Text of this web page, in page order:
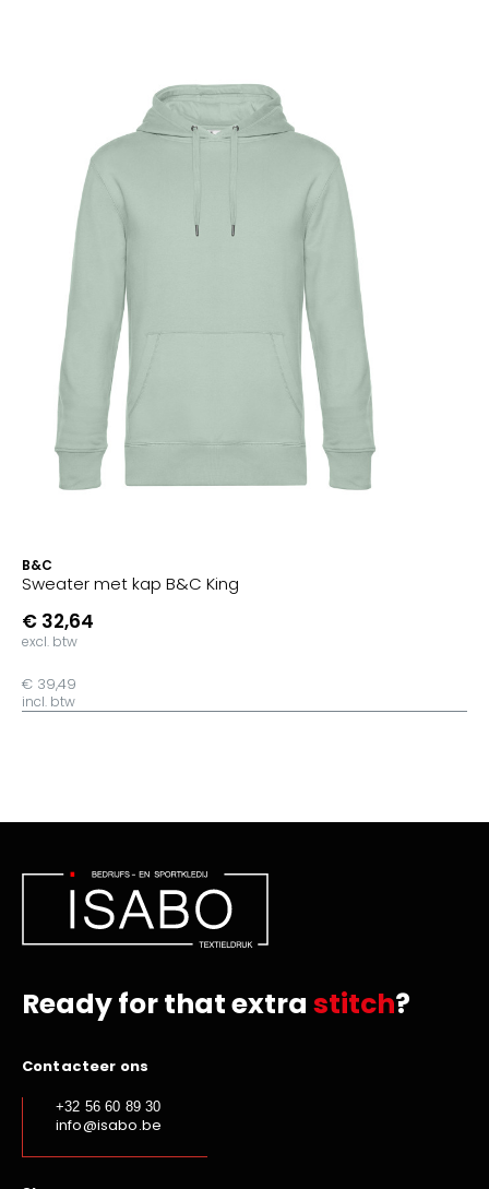
B&C
Sweater met kap B&C King
€ 32,64
excl. btw
€ 39,49
incl. btw
Ready for that extra stitch?
Contacteer ons
+32 56 60 89 30
info@isabo.be